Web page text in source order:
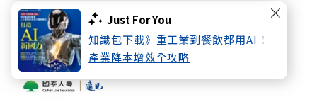
Just For You
知識包下載》重工業到餐飲都用AI！
產業降本增效全攻略
2026人生風險趨勢調查報告